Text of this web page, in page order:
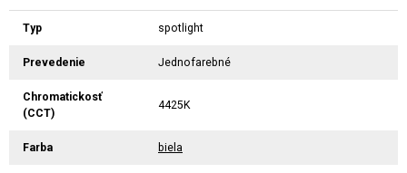
Typ spotlight
Prevedenie Jednofarebné
Chromatickosť
(CCT)
4425K
Farba biela